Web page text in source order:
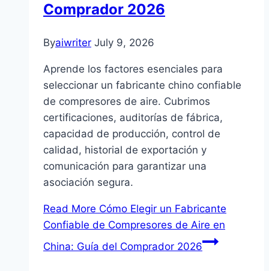
Comprador 2026
Byaiwriter July 9, 2026
Aprende los factores esenciales para
seleccionar un fabricante chino confiable
de compresores de aire. Cubrimos
certificaciones, auditorías de fábrica,
capacidad de producción, control de
calidad, historial de exportación y
comunicación para garantizar una
asociación segura.
Read More Cómo Elegir un Fabricante
Confiable de Compresores de Aire en
China: Guía del Comprador 2026